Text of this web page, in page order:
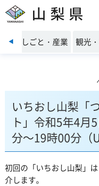
山梨県
前のスライドを表示
境 しごと・産業 観光
いちおし山梨「
ト」令和5年4月
分～19時00分（
初回の「いちおし山梨」
介します。